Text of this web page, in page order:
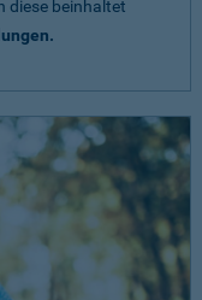
diese beinhaltet